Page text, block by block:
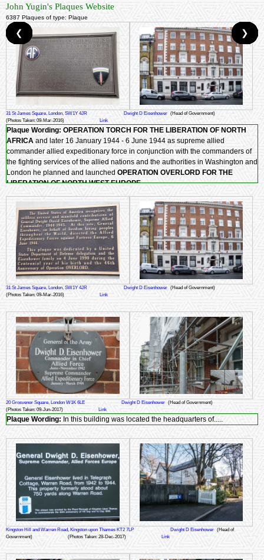
John Yugin's Plaques Website
6387 Plaques of type: Plaque
31 St James Square, London, SW1Y 4JR Dwight D Eisenhower (Head of Government)
(Photos Taken: 09-Mar-2016)
Link
Plaque Wording: OPERATION TORCH FOR THE LIBERATION OF NORTH
AFRICA and later 16 January 1944 - 6 June 1944 as supreme allied
commander allied expeditionary force in conjunction with the commanders of
the fighting services of the allied nations and the authorities in Washington and
London he planned and launched OPERATION OVERLORD FOR THE
LIBERATION OF NORTH WEST EUROPE
❮ ❯
31 St James Square, London, SW1Y 4JR Dwight D Eisenhower (Head of Government)
(Photos Taken: 09-Mar-2016)
Link
❮ ❯
20 Grosvenor Square, London W1K 6LE Dwight D Eisenhower (Head of Government)
(Photos Taken: 09-Jun-2017)
Link
Plaque Wording: In this building was located the headquarters of.....
❮ ❯
Kingston Hill and Warren Road, Kingston upon Thames KT2 7LP Dwight D Eisenhower (Head of
Government)
(Photos Taken: 28-Dec-2017) Link
❮ ❯
❮ ❯
❮ ❯
❮ ❯
❮ ❯
❮ ❯
❮ ❯
❮ ❯
❮ ❯
❮ ❯
❮ ❯
❮ ❯
❮ ❯
❮ ❯
❮ ❯
❮ ❯
❮ ❯
❮ ❯
❮ ❯
❮ ❯
❮ ❯
❮ ❯
❮ ❯
❮ ❯
❮ ❯
❮ ❯
❮ ❯
❮ ❯
❮ ❯
❮ ❯
❮ ❯
❮ ❯
❮ ❯
❮ ❯
❮ ❯
❮ ❯
❮ ❯
❮ ❯
❮ ❯
❮ ❯
❮ ❯
❮ ❯
❮ ❯
❮ ❯
❮ ❯
❮ ❯
❮ ❯
❮ ❯
❮ ❯
❮ ❯
❮ ❯
❮ ❯
❮ ❯
❮ ❯
❮ ❯
❮ ❯
❮ ❯
❮ ❯
❮ ❯
❮ ❯
❮ ❯
❮ ❯
❮ ❯
❮ ❯
❮ ❯
❮ ❯
❮ ❯
❮ ❯
❮ ❯
❮ ❯
❮ ❯
❮ ❯
❮ ❯
❮ ❯
❮ ❯
❮ ❯
❮ ❯
❮ ❯
❮ ❯
❮ ❯
❮ ❯
❮ ❯
❮ ❯
❮ ❯
❮ ❯
❮ ❯
❮ ❯
❮ ❯
❮ ❯
❮ ❯
❮ ❯
❮ ❯
❮ ❯
❮ ❯
❮ ❯
❮ ❯
❮ ❯
❮ ❯
❮ ❯
❮ ❯
❮ ❯
❮ ❯
❮ ❯
❮ ❯
❮ ❯
❮ ❯
❮ ❯
❮ ❯
❮ ❯
❮ ❯
❮ ❯
❮ ❯
❮ ❯
❮ ❯
❮ ❯
❮ ❯
❮ ❯
❮ ❯
❮ ❯
❮ ❯
❮ ❯
❮ ❯
❮ ❯
❮ ❯
❮ ❯
❮ ❯
❮ ❯
❮ ❯
❮ ❯
❮ ❯
❮ ❯
❮ ❯
❮ ❯
❮ ❯
❮ ❯
❮ ❯
❮ ❯
❮ ❯
❮ ❯
❮ ❯
❮ ❯
❮ ❯
❮ ❯
❮ ❯
❮ ❯
❮ ❯
❮ ❯
❮ ❯
❮ ❯
❮ ❯
❮ ❯
❮ ❯
❮ ❯
❮ ❯
❮ ❯
❮ ❯
❮ ❯
❮ ❯
❮ ❯
❮ ❯
❮ ❯
❮ ❯
❮ ❯
❮ ❯
❮ ❯
❮ ❯
❮ ❯
❮ ❯
❮ ❯
❮ ❯
❮ ❯
❮ ❯
❮ ❯
❮ ❯
❮ ❯
❮ ❯
❮ ❯
❮ ❯
❮ ❯
❮ ❯
❮ ❯
❮ ❯
❮ ❯
❮ ❯
❮ ❯
❮ ❯
❮ ❯
❮ ❯
❮ ❯
❮ ❯
❮ ❯
❮ ❯
❮ ❯
❮ ❯
❮ ❯
❮ ❯
❮ ❯
❮ ❯
❮ ❯
❮ ❯
❮ ❯
❮ ❯
❮ ❯
❮ ❯
❮ ❯
❮ ❯
❮ ❯
❮ ❯
❮ ❯
❮ ❯
❮ ❯
❮ ❯
❮ ❯
❮ ❯
❮ ❯
❮ ❯
❮ ❯
❮ ❯
❮ ❯
❮ ❯
❮ ❯
❮ ❯
❮ ❯
❮ ❯
❮ ❯
❮ ❯
❮ ❯
❮ ❯
❮ ❯
❮ ❯
❮ ❯
❮ ❯
❮ ❯
❮ ❯
❮ ❯
❮ ❯
❮ ❯
❮ ❯
❮ ❯
❮ ❯
❮ ❯
❮ ❯
❮ ❯
❮ ❯
❮ ❯
❮ ❯
❮ ❯
❮ ❯
❮ ❯
❮ ❯
❮ ❯
❮ ❯
❮ ❯
❮ ❯
❮ ❯
❮ ❯
❮ ❯
❮ ❯
❮ ❯
❮ ❯
❮ ❯
❮ ❯
❮ ❯
❮ ❯
❮ ❯
❮ ❯
❮ ❯
❮ ❯
❮ ❯
❮ ❯
❮ ❯
❮ ❯
❮ ❯
❮ ❯
❮ ❯
❮ ❯
❮ ❯
❮ ❯
❮ ❯
❮ ❯
❮ ❯
❮ ❯
❮ ❯
❮ ❯
❮ ❯
❮ ❯
❮ ❯
❮ ❯
❮ ❯
❮ ❯
❮ ❯
❮ ❯
❮ ❯
❮ ❯
❮ ❯
❮ ❯
❮ ❯
❮ ❯
❮ ❯
❮ ❯
❮ ❯
❮ ❯
❮ ❯
❮ ❯
❮ ❯
❮ ❯
❮ ❯
❮ ❯
❮ ❯
❮ ❯
❮ ❯
❮ ❯
❮ ❯
❮ ❯
❮ ❯
❮ ❯
❮ ❯
❮ ❯
❮ ❯
❮ ❯
❮ ❯
❮ ❯
❮ ❯
❮ ❯
❮ ❯
❮ ❯
❮ ❯
❮ ❯
❮ ❯
❮ ❯
❮ ❯
❮ ❯
❮ ❯
❮ ❯
❮ ❯
❮ ❯
❮ ❯
❮ ❯
❮ ❯
❮ ❯
❮ ❯
❮ ❯
❮ ❯
❮ ❯
❮ ❯
❮ ❯
❮ ❯
❮ ❯
❮ ❯
❮ ❯
❮ ❯
❮ ❯
❮ ❯
❮ ❯
❮ ❯
❮ ❯
❮ ❯
❮ ❯
❮ ❯
❮ ❯
❮ ❯
❮ ❯
❮ ❯
❮ ❯
❮ ❯
❮ ❯
❮ ❯
❮ ❯
❮ ❯
❮ ❯
❮ ❯
❮ ❯
❮ ❯
❮ ❯
❮ ❯
❮ ❯
❮ ❯
❮ ❯
❮ ❯
❮ ❯
❮ ❯
❮ ❯
❮ ❯
❮ ❯
❮ ❯
❮ ❯
❮ ❯
❮ ❯
❮ ❯
❮ ❯
❮ ❯
❮ ❯
❮ ❯
❮ ❯
❮ ❯
❮ ❯
❮ ❯
❮ ❯
❮ ❯
❮ ❯
❮ ❯
❮ ❯
❮ ❯
❮ ❯
❮ ❯
❮ ❯
❮ ❯
❮ ❯
❮ ❯
❮ ❯
❮ ❯
❮ ❯
❮ ❯
❮ ❯
❮ ❯
❮ ❯
❮ ❯
❮ ❯
❮ ❯
❮ ❯
❮ ❯
❮ ❯
❮ ❯
❮ ❯
❮ ❯
❮ ❯
❮ ❯
❮ ❯
❮ ❯
❮ ❯
❮ ❯
❮ ❯
❮ ❯
❮ ❯
❮ ❯
❮ ❯
❮ ❯
❮ ❯
❮ ❯
❮ ❯
❮ ❯
❮ ❯
❮ ❯
❮ ❯
❮ ❯
❮ ❯
❮ ❯
❮ ❯
❮ ❯
❮ ❯
❮ ❯
❮ ❯
❮ ❯
❮ ❯
❮ ❯
❮ ❯
❮ ❯
❮ ❯
❮ ❯
❮ ❯
❮ ❯
❮ ❯
❮ ❯
❮ ❯
❮ ❯
❮ ❯
❮ ❯
❮ ❯
❮ ❯
❮ ❯
❮ ❯
❮ ❯
❮ ❯
❮ ❯
❮ ❯
❮ ❯
❮ ❯
❮ ❯
❮ ❯
❮ ❯
❮ ❯
❮ ❯
❮ ❯
❮ ❯
❮ ❯
❮ ❯
❮ ❯
❮ ❯
❮ ❯
❮ ❯
❮ ❯
❮ ❯
❮ ❯
❮ ❯
❮ ❯
❮ ❯
❮ ❯
❮ ❯
❮ ❯
❮ ❯
❮ ❯
❮ ❯
❮ ❯
❮ ❯
❮ ❯
❮ ❯
❮ ❯
❮ ❯
❮ ❯
❮ ❯
❮ ❯
❮ ❯
❮ ❯
❮ ❯
❮ ❯
❮ ❯
❮ ❯
❮ ❯
❮ ❯
❮ ❯
❮ ❯
❮ ❯
❮ ❯
❮ ❯
❮ ❯
❮ ❯
❮ ❯
❮ ❯
❮ ❯
❮ ❯
❮ ❯
❮ ❯
❮ ❯
❮ ❯
❮ ❯
❮ ❯
❮ ❯
❮ ❯
❮ ❯
❮ ❯
❮ ❯
❮ ❯
❮ ❯
❮ ❯
❮ ❯
❮ ❯
❮ ❯
❮ ❯
❮ ❯
❮ ❯
❮ ❯
❮ ❯
❮ ❯
❮ ❯
❮ ❯
❮ ❯
❮ ❯
❮ ❯
❮ ❯
❮ ❯
❮ ❯
❮ ❯
❮ ❯
❮ ❯
❮ ❯
❮ ❯
❮ ❯
❮ ❯
❮ ❯
❮ ❯
❮ ❯
❮ ❯
❮ ❯
❮ ❯
❮ ❯
❮ ❯
❮ ❯
❮ ❯
❮ ❯
❮ ❯
❮ ❯
❮ ❯
❮ ❯
❮ ❯
❮ ❯
❮ ❯
❮ ❯
❮ ❯
❮ ❯
❮ ❯
❮ ❯
❮ ❯
❮ ❯
❮ ❯
❮ ❯
❮ ❯
❮ ❯
❮ ❯
❮ ❯
❮ ❯
❮ ❯
❮ ❯
❮ ❯
❮ ❯
❮ ❯
❮ ❯
❮ ❯
❮ ❯
❮ ❯
❮ ❯
❮ ❯
❮ ❯
❮ ❯
❮ ❯
❮ ❯
❮ ❯
❮ ❯
❮ ❯
❮ ❯
❮ ❯
❮ ❯
❮ ❯
❮ ❯
❮ ❯
❮ ❯
❮ ❯
❮ ❯
❮ ❯
❮ ❯
❮ ❯
❮ ❯
❮ ❯
❮ ❯
❮ ❯
❮ ❯
❮ ❯
❮ ❯
❮ ❯
❮ ❯
❮ ❯
❮ ❯
❮ ❯
❮ ❯
❮ ❯
❮ ❯
❮ ❯
❮ ❯
❮ ❯
❮ ❯
❮ ❯
❮ ❯
❮ ❯
❮ ❯
❮ ❯
❮ ❯
❮ ❯
❮ ❯
❮ ❯
❮ ❯
❮ ❯
❮ ❯
❮ ❯
❮ ❯
❮ ❯
❮ ❯
❮ ❯
❮ ❯
❮ ❯
❮ ❯
❮ ❯
❮ ❯
❮ ❯
❮ ❯
❮ ❯
❮ ❯
❮ ❯
❮ ❯
❮ ❯
❮ ❯
❮ ❯
❮ ❯
❮ ❯
❮ ❯
❮ ❯
❮ ❯
❮ ❯
❮ ❯
❮ ❯
❮ ❯
❮ ❯
❮ ❯
❮ ❯
❮ ❯
❮ ❯
❮ ❯
❮ ❯
❮ ❯
❮ ❯
❮ ❯
❮ ❯
❮ ❯
❮ ❯
❮ ❯
❮ ❯
❮ ❯
❮ ❯
❮ ❯
❮ ❯
❮ ❯
❮ ❯
❮ ❯
❮ ❯
❮ ❯
❮ ❯
❮ ❯
❮ ❯
❮ ❯
❮ ❯
❮ ❯
❮ ❯
❮ ❯
❮ ❯
❮ ❯
❮ ❯
❮ ❯
❮ ❯
❮ ❯
❮ ❯
❮ ❯
❮ ❯
❮ ❯
❮ ❯
❮ ❯
❮ ❯
❮ ❯
❮ ❯
❮ ❯
❮ ❯
❮ ❯
❮ ❯
❮ ❯
❮ ❯
❮ ❯
❮ ❯
❮ ❯
❮ ❯
❮ ❯
❮ ❯
❮ ❯
❮ ❯
❮ ❯
❮ ❯
❮ ❯
❮ ❯
❮ ❯
❮ ❯
❮ ❯
❮ ❯
❮ ❯
❮ ❯
❮ ❯
❮ ❯
❮ ❯
❮ ❯
❮ ❯
❮ ❯
❮ ❯
❮ ❯
❮ ❯
❮ ❯
❮ ❯
❮ ❯
❮ ❯
❮ ❯
❮ ❯
❮ ❯
❮ ❯
❮ ❯
❮ ❯
❮ ❯
❮ ❯
❮ ❯
❮ ❯
❮ ❯
❮ ❯
❮ ❯
❮ ❯
❮ ❯
❮ ❯
❮ ❯
❮ ❯
❮ ❯
❮ ❯
❮ ❯
❮ ❯
❮ ❯
❮ ❯
❮ ❯
❮ ❯
❮ ❯
❮ ❯
❮ ❯
❮ ❯
❮ ❯
❮ ❯
❮ ❯
❮ ❯
❮ ❯
❮ ❯
❮ ❯
❮ ❯
❮ ❯
❮ ❯
❮ ❯
❮ ❯
❮ ❯
❮ ❯
❮ ❯
❮ ❯
❮ ❯
❮ ❯
❮ ❯
❮ ❯
❮ ❯
❮ ❯
❮ ❯
❮ ❯
❮ ❯
❮ ❯
❮ ❯
❮ ❯
❮ ❯
❮ ❯
❮ ❯
❮ ❯
❮ ❯
❮ ❯
❮ ❯
❮ ❯
❮ ❯
❮ ❯
❮ ❯
❮ ❯
❮ ❯
❮ ❯
❮ ❯
❮ ❯
❮ ❯
❮ ❯
❮ ❯
❮ ❯
❮ ❯
❮ ❯
❮ ❯
❮ ❯
❮ ❯
❮ ❯
❮ ❯
❮ ❯
❮ ❯
❮ ❯
❮ ❯
❮ ❯
❮ ❯
❮ ❯
❮ ❯
❮ ❯
❮ ❯
❮ ❯
❮ ❯
❮ ❯
❮ ❯
❮ ❯
❮ ❯
❮ ❯
❮ ❯
❮ ❯
❮ ❯
❮ ❯
❮ ❯
❮ ❯
❮ ❯
❮ ❯
❮ ❯
❮ ❯
❮ ❯
❮ ❯
❮ ❯
❮ ❯
❮ ❯
❮ ❯
❮ ❯
❮ ❯
❮ ❯
❮ ❯
❮ ❯
❮ ❯
❮ ❯
❮ ❯
❮ ❯
❮ ❯
❮ ❯
❮ ❯
❮ ❯
❮ ❯
❮ ❯
❮ ❯
❮ ❯
❮ ❯
❮ ❯
❮ ❯
❮ ❯
❮ ❯
❮ ❯
❮ ❯
❮ ❯
❮ ❯
❮ ❯
❮ ❯
❮ ❯
❮ ❯
❮ ❯
❮ ❯
❮ ❯
❮ ❯
❮ ❯
❮ ❯
❮ ❯
❮ ❯
❮ ❯
❮ ❯
❮ ❯
❮ ❯
❮ ❯
❮ ❯
❮ ❯
❮ ❯
❮ ❯
❮ ❯
❮ ❯
❮ ❯
❮ ❯
❮ ❯
❮ ❯
❮ ❯
❮ ❯
❮ ❯
❮ ❯
❮ ❯
❮ ❯
❮ ❯
❮ ❯
❮ ❯
❮ ❯
❮ ❯
❮ ❯
❮ ❯
❮ ❯
❮ ❯
❮ ❯
❮ ❯
❮ ❯
❮ ❯
❮ ❯
❮ ❯
❮ ❯
❮ ❯
❮ ❯
❮ ❯
❮ ❯
❮ ❯
❮ ❯
❮ ❯
❮ ❯
❮ ❯
❮ ❯
❮ ❯
❮ ❯
❮ ❯
❮ ❯
❮ ❯
❮ ❯
❮ ❯
❮ ❯
❮ ❯
❮ ❯
❮ ❯
❮ ❯
❮ ❯
❮ ❯
❮ ❯
❮ ❯
❮ ❯
❮ ❯
❮ ❯
❮ ❯
❮ ❯
❮ ❯
❮ ❯
❮ ❯
❮ ❯
❮ ❯
❮ ❯
❮ ❯
❮ ❯
❮ ❯
❮ ❯
❮ ❯
❮ ❯
❮ ❯
❮ ❯
❮ ❯
❮ ❯
❮ ❯
❮ ❯
❮ ❯
❮ ❯
❮ ❯
❮ ❯
❮ ❯
❮ ❯
❮ ❯
❮ ❯
❮ ❯
❮ ❯
❮ ❯
❮ ❯
❮ ❯
❮ ❯
❮ ❯
❮ ❯
❮ ❯
❮ ❯
❮ ❯
❮ ❯
❮ ❯
❮ ❯
❮ ❯
❮ ❯
❮ ❯
❮ ❯
❮ ❯
❮ ❯
❮ ❯
❮ ❯
❮ ❯
❮ ❯
❮ ❯
❮ ❯
❮ ❯
❮ ❯
❮ ❯
❮ ❯
❮ ❯
❮ ❯
❮ ❯
❮ ❯
❮ ❯
❮ ❯
❮ ❯
❮ ❯
❮ ❯
❮ ❯
❮ ❯
❮ ❯
❮ ❯
❮ ❯
❮ ❯
❮ ❯
❮ ❯
❮ ❯
❮ ❯
❮ ❯
❮ ❯
❮ ❯
❮ ❯
❮ ❯
❮ ❯
❮ ❯
❮ ❯
❮ ❯
❮ ❯
❮ ❯
❮ ❯
❮ ❯
❮ ❯
❮ ❯
❮ ❯
❮ ❯
❮ ❯
❮ ❯
❮ ❯
❮ ❯
❮ ❯
❮ ❯
❮ ❯
❮ ❯
❮ ❯
❮ ❯
❮ ❯
❮ ❯
❮ ❯
❮ ❯
❮ ❯
❮ ❯
❮ ❯
❮ ❯
❮ ❯
❮ ❯
❮ ❯
❮ ❯
❮ ❯
❮ ❯
❮ ❯
❮ ❯
❮ ❯
❮ ❯
❮ ❯
❮ ❯
❮ ❯
❮ ❯
❮ ❯
❮ ❯
❮ ❯
❮ ❯
❮ ❯
❮ ❯
❮ ❯
❮ ❯
❮ ❯
❮ ❯
❮ ❯
❮ ❯
❮ ❯
❮ ❯
❮ ❯
❮ ❯
❮ ❯
❮ ❯
❮ ❯
❮ ❯
❮ ❯
❮ ❯
❮ ❯
❮ ❯
❮ ❯
❮ ❯
❮ ❯
❮ ❯
❮ ❯
❮ ❯
❮ ❯
❮ ❯
❮ ❯
❮ ❯
❮ ❯
❮ ❯
❮ ❯
❮ ❯
❮ ❯
❮ ❯
❮ ❯
❮ ❯
❮ ❯
❮ ❯
❮ ❯
❮ ❯
❮ ❯
❮ ❯
❮ ❯
❮ ❯
❮ ❯
❮ ❯
❮ ❯
❮ ❯
❮ ❯
❮ ❯
❮ ❯
❮ ❯
❮ ❯
❮ ❯
❮ ❯
❮ ❯
❮ ❯
❮ ❯
❮ ❯
❮ ❯
❮ ❯
❮ ❯
❮ ❯
❮ ❯
❮ ❯
❮ ❯
❮ ❯
❮ ❯
❮ ❯
❮ ❯
❮ ❯
❮ ❯
❮ ❯
❮ ❯
❮ ❯
❮ ❯
❮ ❯
❮ ❯
❮ ❯
❮ ❯
❮ ❯
❮ ❯
❮ ❯
❮ ❯
❮ ❯
❮ ❯
❮ ❯
❮ ❯
❮ ❯
❮ ❯
❮ ❯
❮ ❯
❮ ❯
❮ ❯
❮ ❯
❮ ❯
❮ ❯
❮ ❯
❮ ❯
❮ ❯
❮ ❯
❮ ❯
❮ ❯
❮ ❯
❮ ❯
❮ ❯
❮ ❯
❮ ❯
❮ ❯
❮ ❯
❮ ❯
❮ ❯
❮ ❯
❮ ❯
❮ ❯
❮ ❯
❮ ❯
❮ ❯
❮ ❯
❮ ❯
❮ ❯
❮ ❯
❮ ❯
❮ ❯
❮ ❯
❮ ❯
❮ ❯
❮ ❯
❮ ❯
❮ ❯
❮ ❯
❮ ❯
❮ ❯
❮ ❯
❮ ❯
❮ ❯
❮ ❯
❮ ❯
❮ ❯
❮ ❯
❮ ❯
❮ ❯
❮ ❯
❮ ❯
❮ ❯
❮ ❯
❮ ❯
❮ ❯
❮ ❯
❮ ❯
❮ ❯
❮ ❯
❮ ❯
❮ ❯
❮ ❯
❮ ❯
❮ ❯
❮ ❯
❮ ❯
❮ ❯
❮ ❯
❮ ❯
❮ ❯
❮ ❯
❮ ❯
❮ ❯
❮ ❯
❮ ❯
❮ ❯
❮ ❯
❮ ❯
❮ ❯
❮ ❯
❮ ❯
❮ ❯
❮ ❯
❮ ❯
❮ ❯
❮ ❯
❮ ❯
❮ ❯
❮ ❯
❮ ❯
❮ ❯
❮ ❯
❮ ❯
❮ ❯
❮ ❯
❮ ❯
❮ ❯
❮ ❯
❮ ❯
❮ ❯
❮ ❯
❮ ❯
❮ ❯
❮ ❯
❮ ❯
❮ ❯
❮ ❯
❮ ❯
❮ ❯
❮ ❯
❮ ❯
❮ ❯
❮ ❯
❮ ❯
❮ ❯
❮ ❯
❮ ❯
❮ ❯
❮ ❯
❮ ❯
❮ ❯
❮ ❯
❮ ❯
❮ ❯
❮ ❯
❮ ❯
❮ ❯
❮ ❯
❮ ❯
❮ ❯
❮ ❯
❮ ❯
❮ ❯
❮ ❯
❮ ❯
❮ ❯
❮ ❯
❮ ❯
❮ ❯
❮ ❯
❮ ❯
❮ ❯
❮ ❯
❮ ❯
❮ ❯
❮ ❯
❮ ❯
❮ ❯
❮ ❯
❮ ❯
❮ ❯
❮ ❯
❮ ❯
❮ ❯
❮ ❯
❮ ❯
❮ ❯
❮ ❯
❮ ❯
❮ ❯
❮ ❯
❮ ❯
❮ ❯
❮ ❯
❮ ❯
❮ ❯
❮ ❯
❮ ❯
❮ ❯
❮ ❯
❮ ❯
❮ ❯
❮ ❯
❮ ❯
❮ ❯
❮ ❯
❮ ❯
❮ ❯
❮ ❯
❮ ❯
❮ ❯
❮ ❯
❮ ❯
❮ ❯
❮ ❯
❮ ❯
❮ ❯
❮ ❯
❮ ❯
❮ ❯
❮ ❯
❮ ❯
❮ ❯
❮ ❯
❮ ❯
❮ ❯
❮ ❯
❮ ❯
❮ ❯
❮ ❯
❮ ❯
❮ ❯
❮ ❯
❮ ❯
❮ ❯
❮ ❯
❮ ❯
❮ ❯
❮ ❯
❮ ❯
❮ ❯
❮ ❯
❮ ❯
❮ ❯
❮ ❯
❮ ❯
❮ ❯
❮ ❯
❮ ❯
❮ ❯
❮ ❯
❮ ❯
❮ ❯
❮ ❯
❮ ❯
❮ ❯
❮ ❯
❮ ❯
❮ ❯
❮ ❯
❮ ❯
❮ ❯
❮ ❯
❮ ❯
❮ ❯
❮ ❯
❮ ❯
❮ ❯
❮ ❯
❮ ❯
❮ ❯
❮ ❯
❮ ❯
❮ ❯
❮ ❯
❮ ❯
❮ ❯
❮ ❯
❮ ❯
❮ ❯
❮ ❯
❮ ❯
❮ ❯
❮ ❯
❮ ❯
❮ ❯
❮ ❯
❮ ❯
❮ ❯
❮ ❯
❮ ❯
❮ ❯
❮ ❯
❮ ❯
❮ ❯
❮ ❯
❮ ❯
❮ ❯
❮ ❯
❮ ❯
❮ ❯
❮ ❯
❮ ❯
❮ ❯
❮ ❯
❮ ❯
❮ ❯
❮ ❯
❮ ❯
❮ ❯
❮ ❯
❮ ❯
❮ ❯
❮ ❯
❮ ❯
❮ ❯
❮ ❯
❮ ❯
❮ ❯
❮ ❯
❮ ❯
❮ ❯
❮ ❯
❮ ❯
❮ ❯
❮ ❯
❮ ❯
❮ ❯
❮ ❯
❮ ❯
❮ ❯
❮ ❯
❮ ❯
❮ ❯
❮ ❯
❮ ❯
❮ ❯
❮ ❯
❮ ❯
❮ ❯
❮ ❯
❮ ❯
❮ ❯
❮ ❯
❮ ❯
❮ ❯
❮ ❯
❮ ❯
❮ ❯
❮ ❯
❮ ❯
❮ ❯
❮ ❯
❮ ❯
❮ ❯
❮ ❯
❮ ❯
❮ ❯
❮ ❯
❮ ❯
❮ ❯
❮ ❯
❮ ❯
❮ ❯
❮ ❯
❮ ❯
❮ ❯
❮ ❯
❮ ❯
❮ ❯
❮ ❯
❮ ❯
❮ ❯
❮ ❯
❮ ❯
❮ ❯
❮ ❯
❮ ❯
❮ ❯
❮ ❯
❮ ❯
❮ ❯
❮ ❯
❮ ❯
❮ ❯
❮ ❯
❮ ❯
❮ ❯
❮ ❯
❮ ❯
❮ ❯
❮ ❯
❮ ❯
❮ ❯
❮ ❯
❮ ❯
❮ ❯
❮ ❯
❮ ❯
❮ ❯
❮ ❯
❮ ❯
❮ ❯
❮ ❯
❮ ❯
❮ ❯
❮ ❯
❮ ❯
❮ ❯
❮ ❯
❮ ❯
❮ ❯
❮ ❯
❮ ❯
❮ ❯
❮ ❯
❮ ❯
❮ ❯
❮ ❯
❮ ❯
❮ ❯
❮ ❯
❮ ❯
❮ ❯
❮ ❯
❮ ❯
❮ ❯
❮ ❯
❮ ❯
❮ ❯
❮ ❯
❮ ❯
❮ ❯
❮ ❯
❮ ❯
❮ ❯
❮ ❯
❮ ❯
❮ ❯
❮ ❯
❮ ❯
❮ ❯
❮ ❯
❮ ❯
❮ ❯
❮ ❯
❮ ❯
❮ ❯
❮ ❯
❮ ❯
❮ ❯
❮ ❯
❮ ❯
❮ ❯
❮ ❯
❮ ❯
❮ ❯
❮ ❯
❮ ❯
❮ ❯
❮ ❯
❮ ❯
❮ ❯
❮ ❯
❮ ❯
❮ ❯
❮ ❯
❮ ❯
❮ ❯
❮ ❯
❮ ❯
❮ ❯
❮ ❯
❮ ❯
❮ ❯
❮ ❯
❮ ❯
❮ ❯
❮ ❯
❮ ❯
❮ ❯
❮ ❯
❮ ❯
❮ ❯
❮ ❯
❮ ❯
❮ ❯
❮ ❯
❮ ❯
❮ ❯
❮ ❯
❮ ❯
❮ ❯
❮ ❯
❮ ❯
❮ ❯
❮ ❯
❮ ❯
❮ ❯
❮ ❯
❮ ❯
❮ ❯
❮ ❯
❮ ❯
❮ ❯
❮ ❯
❮ ❯
❮ ❯
❮ ❯
❮ ❯
❮ ❯
❮ ❯
❮ ❯
❮ ❯
❮ ❯
❮ ❯
❮ ❯
❮ ❯
❮ ❯
❮ ❯
❮ ❯
❮ ❯
❮ ❯
❮ ❯
❮ ❯
❮ ❯
❮ ❯
❮ ❯
❮ ❯
❮ ❯
❮ ❯
❮ ❯
❮ ❯
❮ ❯
❮ ❯
❮ ❯
❮ ❯
❮ ❯
❮ ❯
❮ ❯
❮ ❯
❮ ❯
❮ ❯
❮ ❯
❮ ❯
❮ ❯
❮ ❯
❮ ❯
❮ ❯
❮ ❯
❮ ❯
❮ ❯
❮ ❯
❮ ❯
❮ ❯
❮ ❯
❮ ❯
❮ ❯
❮ ❯
❮ ❯
❮ ❯
❮ ❯
❮ ❯
❮ ❯
❮ ❯
❮ ❯
❮ ❯
❮ ❯
❮ ❯
❮ ❯
❮ ❯
❮ ❯
❮ ❯
❮ ❯
❮ ❯
❮ ❯
❮ ❯
❮ ❯
❮ ❯
❮ ❯
❮ ❯
❮ ❯
❮ ❯
❮ ❯
❮ ❯
❮ ❯
❮ ❯
❮ ❯
❮ ❯
❮ ❯
❮ ❯
❮ ❯
❮ ❯
❮ ❯
❮ ❯
❮ ❯
❮ ❯
❮ ❯
❮ ❯
❮ ❯
❮ ❯
❮ ❯
❮ ❯
❮ ❯
❮ ❯
❮ ❯
❮ ❯
❮ ❯
❮ ❯
❮ ❯
❮ ❯
❮ ❯
❮ ❯
❮ ❯
❮ ❯
❮ ❯
❮ ❯
❮ ❯
❮ ❯
❮ ❯
❮ ❯
❮ ❯
❮ ❯
❮ ❯
❮ ❯
❮ ❯
❮ ❯
❮ ❯
❮ ❯
❮ ❯
❮ ❯
❮ ❯
❮ ❯
❮ ❯
❮ ❯
❮ ❯
❮ ❯
❮ ❯
❮ ❯
❮ ❯
❮ ❯
❮ ❯
❮ ❯
❮ ❯
❮ ❯
❮ ❯
❮ ❯
❮ ❯
❮ ❯
❮ ❯
❮ ❯
❮ ❯
❮ ❯
❮ ❯
❮ ❯
❮ ❯
❮ ❯
❮ ❯
❮ ❯
❮ ❯
❮ ❯
❮ ❯
❮ ❯
❮ ❯
❮ ❯
❮ ❯
❮ ❯
❮ ❯
❮ ❯
❮ ❯
❮ ❯
❮ ❯
❮ ❯
❮ ❯
❮ ❯
❮ ❯
❮ ❯
❮ ❯
❮ ❯
❮ ❯
❮ ❯
❮ ❯
❮ ❯
❮ ❯
❮ ❯
❮ ❯
❮ ❯
❮ ❯
❮ ❯
❮ ❯
❮ ❯
❮ ❯
❮ ❯
❮ ❯
❮ ❯
❮ ❯
❮ ❯
❮ ❯
❮ ❯
❮ ❯
❮ ❯
❮ ❯
❮ ❯
❮ ❯
❮ ❯
❮ ❯
❮ ❯
❮ ❯
❮ ❯
❮ ❯
❮ ❯
❮ ❯
❮ ❯
❮ ❯
❮ ❯
❮ ❯
❮ ❯
❮ ❯
❮ ❯
❮ ❯
❮ ❯
❮ ❯
❮ ❯
❮ ❯
❮ ❯
❮ ❯
❮ ❯
❮ ❯
❮ ❯
❮ ❯
❮ ❯
❮ ❯
❮ ❯
❮ ❯
❮ ❯
❮ ❯
❮ ❯
❮ ❯
❮ ❯
❮ ❯
❮ ❯
❮ ❯
❮ ❯
❮ ❯
❮ ❯
❮ ❯
❮ ❯
❮ ❯
❮ ❯
❮ ❯
❮ ❯
❮ ❯
❮ ❯
❮ ❯
❮ ❯
❮ ❯
❮ ❯
❮ ❯
❮ ❯
❮ ❯
❮ ❯
❮ ❯
❮ ❯
❮ ❯
❮ ❯
❮ ❯
❮ ❯
❮ ❯
❮ ❯
❮ ❯
❮ ❯
❮ ❯
❮ ❯
❮ ❯
❮ ❯
❮ ❯
❮ ❯
❮ ❯
❮ ❯
❮ ❯
❮ ❯
❮ ❯
❮ ❯
❮ ❯
❮ ❯
❮ ❯
❮ ❯
❮ ❯
❮ ❯
❮ ❯
❮ ❯
❮ ❯
❮ ❯
❮ ❯
❮ ❯
❮ ❯
❮ ❯
❮ ❯
❮ ❯
❮ ❯
❮ ❯
❮ ❯
❮ ❯
❮ ❯
❮ ❯
❮ ❯
❮ ❯
❮ ❯
❮ ❯
❮ ❯
❮ ❯
❮ ❯
❮ ❯
❮ ❯
❮ ❯
❮ ❯
❮ ❯
❮ ❯
❮ ❯
❮ ❯
❮ ❯
❮ ❯
❮ ❯
❮ ❯
❮ ❯
❮ ❯
❮ ❯
❮ ❯
❮ ❯
❮ ❯
❮ ❯
❮ ❯
❮ ❯
❮ ❯
❮ ❯
❮ ❯
❮ ❯
❮ ❯
❮ ❯
❮ ❯
❮ ❯
❮ ❯
❮ ❯
❮ ❯
❮ ❯
❮ ❯
❮ ❯
❮ ❯
❮ ❯
❮ ❯
❮ ❯
❮ ❯
❮ ❯
❮ ❯
❮ ❯
❮ ❯
❮ ❯
❮ ❯
❮ ❯
❮ ❯
❮ ❯
❮ ❯
❮ ❯
❮ ❯
❮ ❯
❮ ❯
❮ ❯
❮ ❯
❮ ❯
❮ ❯
❮ ❯
❮ ❯
❮ ❯
❮ ❯
❮ ❯
❮ ❯
❮ ❯
❮ ❯
❮ ❯
❮ ❯
❮ ❯
❮ ❯
❮ ❯
❮ ❯
❮ ❯
❮ ❯
❮ ❯
❮ ❯
❮ ❯
❮ ❯
❮ ❯
❮ ❯
❮ ❯
❮ ❯
❮ ❯
❮ ❯
❮ ❯
❮ ❯
❮ ❯
❮ ❯
❮ ❯
❮ ❯
❮ ❯
❮ ❯
❮ ❯
❮ ❯
❮ ❯
❮ ❯
❮ ❯
❮ ❯
❮ ❯
❮ ❯
❮ ❯
❮ ❯
❮ ❯
❮ ❯
❮ ❯
❮ ❯
❮ ❯
❮ ❯
❮ ❯
❮ ❯
❮ ❯
❮ ❯
❮ ❯
❮ ❯
❮ ❯
❮ ❯
❮ ❯
❮ ❯
❮ ❯
❮ ❯
❮ ❯
❮ ❯
❮ ❯
❮ ❯
❮ ❯
❮ ❯
❮ ❯
❮ ❯
❮ ❯
❮ ❯
❮ ❯
❮ ❯
❮ ❯
❮ ❯
❮ ❯
❮ ❯
❮ ❯
❮ ❯
❮ ❯
❮ ❯
❮ ❯
❮ ❯
❮ ❯
❮ ❯
❮ ❯
❮ ❯
❮ ❯
❮ ❯
❮ ❯
❮ ❯
❮ ❯
❮ ❯
❮ ❯
❮ ❯
❮ ❯
❮ ❯
❮ ❯
❮ ❯
❮ ❯
❮ ❯
❮ ❯
❮ ❯
❮ ❯
❮ ❯
❮ ❯
❮ ❯
❮ ❯
❮ ❯
❮ ❯
❮ ❯
❮ ❯
❮ ❯
❮ ❯
❮ ❯
❮ ❯
❮ ❯
❮ ❯
❮ ❯
❮ ❯
❮ ❯
❮ ❯
❮ ❯
❮ ❯
❮ ❯
❮ ❯
❮ ❯
❮ ❯
❮ ❯
❮ ❯
❮ ❯
❮ ❯
❮ ❯
❮ ❯
❮ ❯
❮ ❯
❮ ❯
❮ ❯
❮ ❯
❮ ❯
❮ ❯
❮ ❯
❮ ❯
❮ ❯
❮ ❯
❮ ❯
❮ ❯
❮ ❯
❮ ❯
❮ ❯
❮ ❯
❮ ❯
❮ ❯
❮ ❯
❮ ❯
❮ ❯
❮ ❯
❮ ❯
❮ ❯
❮ ❯
❮ ❯
❮ ❯
❮ ❯
❮ ❯
❮ ❯
❮ ❯
❮ ❯
❮ ❯
❮ ❯
❮ ❯
❮ ❯
❮ ❯
❮ ❯
❮ ❯
❮ ❯
❮ ❯
❮ ❯
❮ ❯
❮ ❯
❮ ❯
❮ ❯
❮ ❯
❮ ❯
❮ ❯
❮ ❯
❮ ❯
❮ ❯
❮ ❯
❮ ❯
❮ ❯
❮ ❯
❮ ❯
❮ ❯
❮ ❯
❮ ❯
❮ ❯
❮ ❯
❮ ❯
❮ ❯
❮ ❯
❮ ❯
❮ ❯
❮ ❯
❮ ❯
❮ ❯
❮ ❯
❮ ❯
❮ ❯
❮ ❯
❮ ❯
❮ ❯
❮ ❯
❮ ❯
❮ ❯
❮ ❯
❮ ❯
❮ ❯
❮ ❯
❮ ❯
❮ ❯
❮ ❯
❮ ❯
❮ ❯
❮ ❯
❮ ❯
❮ ❯
❮ ❯
❮ ❯
❮ ❯
❮ ❯
❮ ❯
❮ ❯
❮ ❯
❮ ❯
❮ ❯
❮ ❯
❮ ❯
❮ ❯
❮ ❯
❮ ❯
❮ ❯
❮ ❯
❮ ❯
❮ ❯
❮ ❯
❮ ❯
❮ ❯
❮ ❯
❮ ❯
❮ ❯
❮ ❯
❮ ❯
❮ ❯
❮ ❯
❮ ❯
❮ ❯
❮ ❯
❮ ❯
❮ ❯
❮ ❯
❮ ❯
❮ ❯
❮ ❯
❮ ❯
❮ ❯
❮ ❯
❮ ❯
❮ ❯
❮ ❯
❮ ❯
❮ ❯
❮ ❯
❮ ❯
❮ ❯
❮ ❯
❮ ❯
❮ ❯
❮ ❯
❮ ❯
❮ ❯
❮ ❯
❮ ❯
❮ ❯
❮ ❯
❮ ❯
❮ ❯
❮ ❯
❮ ❯
❮ ❯
❮ ❯
❮ ❯
❮ ❯
❮ ❯
❮ ❯
❮ ❯
❮ ❯
❮ ❯
❮ ❯
❮ ❯
❮ ❯
❮ ❯
❮ ❯
❮ ❯
❮ ❯
❮ ❯
❮ ❯
❮ ❯
❮ ❯
❮ ❯
❮ ❯
❮ ❯
❮ ❯
❮ ❯
❮ ❯
❮ ❯
❮ ❯
❮ ❯
❮ ❯
❮ ❯
❮ ❯
❮ ❯
❮ ❯
❮ ❯
❮ ❯
❮ ❯
❮ ❯
❮ ❯
❮ ❯
❮ ❯
❮ ❯
❮ ❯
❮ ❯
❮ ❯
❮ ❯
❮ ❯
❮ ❯
❮ ❯
❮ ❯
❮ ❯
❮ ❯
❮ ❯
❮ ❯
❮ ❯
❮ ❯
❮ ❯
❮ ❯
❮ ❯
❮ ❯
❮ ❯
❮ ❯
❮ ❯
❮ ❯
❮ ❯
❮ ❯
❮ ❯
❮ ❯
❮ ❯
❮ ❯
❮ ❯
❮ ❯
❮ ❯
❮ ❯
❮ ❯
❮ ❯
❮ ❯
❮ ❯
❮ ❯
❮ ❯
❮ ❯
❮ ❯
❮ ❯
❮ ❯
❮ ❯
❮ ❯
❮ ❯
❮ ❯
❮ ❯
❮ ❯
❮ ❯
❮ ❯
❮ ❯
❮ ❯
❮ ❯
❮ ❯
❮ ❯
❮ ❯
❮ ❯
❮ ❯
❮ ❯
❮ ❯
❮ ❯
❮ ❯
❮ ❯
❮ ❯
❮ ❯
❮ ❯
❮ ❯
❮ ❯
❮ ❯
❮ ❯
❮ ❯
❮ ❯
❮ ❯
❮ ❯
❮ ❯
❮ ❯
❮ ❯
❮ ❯
❮ ❯
❮ ❯
❮ ❯
❮ ❯
❮ ❯
❮ ❯
❮ ❯
❮ ❯
❮ ❯
❮ ❯
❮ ❯
❮ ❯
❮ ❯
❮ ❯
❮ ❯
❮ ❯
❮ ❯
❮ ❯
❮ ❯
❮ ❯
❮ ❯
❮ ❯
❮ ❯
❮ ❯
❮ ❯
❮ ❯
❮ ❯
❮ ❯
❮ ❯
❮ ❯
❮ ❯
❮ ❯
❮ ❯
❮ ❯
❮ ❯
❮ ❯
❮ ❯
❮ ❯
❮ ❯
❮ ❯
❮ ❯
❮ ❯
❮ ❯
❮ ❯
❮ ❯
❮ ❯
❮ ❯
❮ ❯
❮ ❯
❮ ❯
❮ ❯
❮ ❯
❮ ❯
❮ ❯
❮ ❯
❮ ❯
❮ ❯
❮ ❯
❮ ❯
❮ ❯
❮ ❯
❮ ❯
❮ ❯
❮ ❯
❮ ❯
❮ ❯
❮ ❯
❮ ❯
❮ ❯
❮ ❯
❮ ❯
❮ ❯
❮ ❯
❮ ❯
❮ ❯
❮ ❯
❮ ❯
❮ ❯
❮ ❯
❮ ❯
❮ ❯
❮ ❯
❮ ❯
❮ ❯
❮ ❯
❮ ❯
❮ ❯
❮ ❯
❮ ❯
❮ ❯
❮ ❯
❮ ❯
❮ ❯
❮ ❯
❮ ❯
❮ ❯
❮ ❯
❮ ❯
❮ ❯
❮ ❯
❮ ❯
❮ ❯
❮ ❯
❮ ❯
❮ ❯
❮ ❯
❮ ❯
❮ ❯
❮ ❯
❮ ❯
❮ ❯
❮ ❯
❮ ❯
❮ ❯
❮ ❯
❮ ❯
❮ ❯
❮ ❯
❮ ❯
❮ ❯
❮ ❯
❮ ❯
❮ ❯
❮ ❯
❮ ❯
❮ ❯
❮ ❯
❮ ❯
❮ ❯
❮ ❯
❮ ❯
❮ ❯
❮ ❯
❮ ❯
❮ ❯
❮ ❯
❮ ❯
❮ ❯
❮ ❯
❮ ❯
❮ ❯
❮ ❯
❮ ❯
❮ ❯
❮ ❯
❮ ❯
❮ ❯
❮ ❯
❮ ❯
❮ ❯
❮ ❯
❮ ❯
❮ ❯
❮ ❯
❮ ❯
❮ ❯
❮ ❯
❮ ❯
❮ ❯
❮ ❯
❮ ❯
❮ ❯
❮ ❯
❮ ❯
❮ ❯
❮ ❯
❮ ❯
❮ ❯
❮ ❯
❮ ❯
❮ ❯
❮ ❯
❮ ❯
❮ ❯
❮ ❯
❮ ❯
❮ ❯
❮ ❯
❮ ❯
❮ ❯
❮ ❯
❮ ❯
❮ ❯
❮ ❯
❮ ❯
❮ ❯
❮ ❯
❮ ❯
❮ ❯
❮ ❯
❮ ❯
❮ ❯
❮ ❯
❮ ❯
❮ ❯
❮ ❯
❮ ❯
❮ ❯
❮ ❯
❮ ❯
❮ ❯
❮ ❯
❮ ❯
❮ ❯
❮ ❯
❮ ❯
❮ ❯
❮ ❯
❮ ❯
❮ ❯
❮ ❯
❮ ❯
❮ ❯
❮ ❯
❮ ❯
❮ ❯
❮ ❯
❮ ❯
❮ ❯
❮ ❯
❮ ❯
❮ ❯
❮ ❯
❮ ❯
❮ ❯
❮ ❯
❮ ❯
❮ ❯
❮ ❯
❮ ❯
❮ ❯
❮ ❯
❮ ❯
❮ ❯
❮ ❯
❮ ❯
❮ ❯
❮ ❯
❮ ❯
❮ ❯
❮ ❯
❮ ❯
❮ ❯
❮ ❯
❮ ❯
❮ ❯
❮ ❯
❮ ❯
❮ ❯
❮ ❯
❮ ❯
❮ ❯
❮ ❯
❮ ❯
❮ ❯
❮ ❯
❮ ❯
❮ ❯
❮ ❯
❮ ❯
❮ ❯
❮ ❯
❮ ❯
❮ ❯
❮ ❯
❮ ❯
❮ ❯
❮ ❯
❮ ❯
❮ ❯
❮ ❯
❮ ❯
❮ ❯
❮ ❯
❮ ❯
❮ ❯
❮ ❯
❮ ❯
❮ ❯
❮ ❯
❮ ❯
❮ ❯
❮ ❯
❮ ❯
❮ ❯
❮ ❯
❮ ❯
❮ ❯
❮ ❯
❮ ❯
❮ ❯
❮ ❯
❮ ❯
❮ ❯
❮ ❯
❮ ❯
❮ ❯
❮ ❯
❮ ❯
❮ ❯
❮ ❯
❮ ❯
❮ ❯
❮ ❯
❮ ❯
❮ ❯
❮ ❯
❮ ❯
❮ ❯
❮ ❯
❮ ❯
❮ ❯
❮ ❯
❮ ❯
❮ ❯
❮ ❯
❮ ❯
❮ ❯
❮ ❯
❮ ❯
❮ ❯
❮ ❯
❮ ❯
❮ ❯
❮ ❯
❮ ❯
❮ ❯
❮ ❯
❮ ❯
❮ ❯
❮ ❯
❮ ❯
❮ ❯
❮ ❯
❮ ❯
❮ ❯
❮ ❯
❮ ❯
❮ ❯
❮ ❯
❮ ❯
❮ ❯
❮ ❯
❮ ❯
❮ ❯
❮ ❯
❮ ❯
❮ ❯
❮ ❯
❮ ❯
❮ ❯
❮ ❯
❮ ❯
❮ ❯
❮ ❯
❮ ❯
❮ ❯
❮ ❯
❮ ❯
❮ ❯
❮ ❯
❮ ❯
❮ ❯
❮ ❯
❮ ❯
❮ ❯
❮ ❯
❮ ❯
❮ ❯
❮ ❯
❮ ❯
❮ ❯
❮ ❯
❮ ❯
❮ ❯
❮ ❯
❮ ❯
❮ ❯
❮ ❯
❮ ❯
❮ ❯
❮ ❯
❮ ❯
❮ ❯
❮ ❯
❮ ❯
❮ ❯
❮ ❯
❮ ❯
❮ ❯
❮ ❯
❮ ❯
❮ ❯
❮ ❯
❮ ❯
❮ ❯
❮ ❯
❮ ❯
❮ ❯
❮ ❯
❮ ❯
❮ ❯
❮ ❯
❮ ❯
❮ ❯
❮ ❯
❮ ❯
❮ ❯
❮ ❯
❮ ❯
❮ ❯
❮ ❯
❮ ❯
❮ ❯
❮ ❯
❮ ❯
❮ ❯
❮ ❯
❮ ❯
❮ ❯
❮ ❯
❮ ❯
❮ ❯
❮ ❯
❮ ❯
❮ ❯
❮ ❯
❮ ❯
❮ ❯
❮ ❯
❮ ❯
❮ ❯
❮ ❯
❮ ❯
❮ ❯
❮ ❯
❮ ❯
❮ ❯
❮ ❯
❮ ❯
❮ ❯
❮ ❯
❮ ❯
❮ ❯
❮ ❯
❮ ❯
❮ ❯
❮ ❯
❮ ❯
❮ ❯
❮ ❯
❮ ❯
❮ ❯
❮ ❯
❮ ❯
❮ ❯
❮ ❯
❮ ❯
❮ ❯
❮ ❯
❮ ❯
❮ ❯
❮ ❯
❮ ❯
❮ ❯
❮ ❯
❮ ❯
❮ ❯
❮ ❯
❮ ❯
❮ ❯
❮ ❯
❮ ❯
❮ ❯
❮ ❯
❮ ❯
❮ ❯
❮ ❯
❮ ❯
❮ ❯
❮ ❯
❮ ❯
❮ ❯
❮ ❯
❮ ❯
❮ ❯
❮ ❯
❮ ❯
❮ ❯
❮ ❯
❮ ❯
❮ ❯
❮ ❯
❮ ❯
❮ ❯
❮ ❯
❮ ❯
❮ ❯